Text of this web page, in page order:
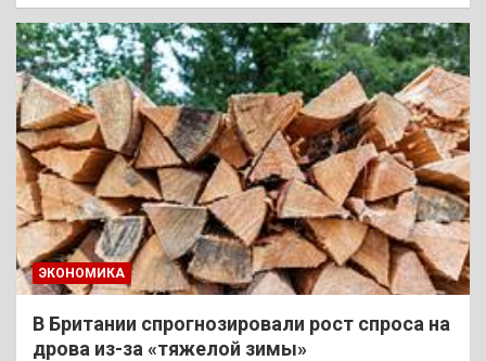
ЭКОНОМИКА
В Британии спрогнозировали рост спроса на
дрова из-за «тяжелой зимы»